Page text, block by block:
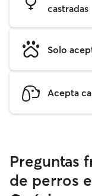
castradas
Solo
Acepta
Preguntas
de perros